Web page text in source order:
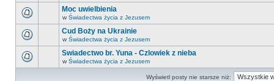
Moc uwielbienia
w Świadectwa życia z Jezusem
Cud Boży na Ukrainie
w Świadectwa życia z Jezusem
Swiadectwo br. Yuna - Czlowiek z nieba
w Świadectwa życia z Jezusem
Wyświetl posty nie starsze niż: